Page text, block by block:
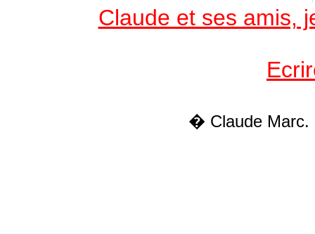
Claude et ses amis,
� Claude Marc.